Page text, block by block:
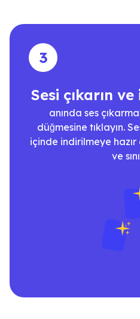
3
Sesi çıkarın
anında ses
düğmesine tıklayın.
içinde indirilmeye hazır
ve